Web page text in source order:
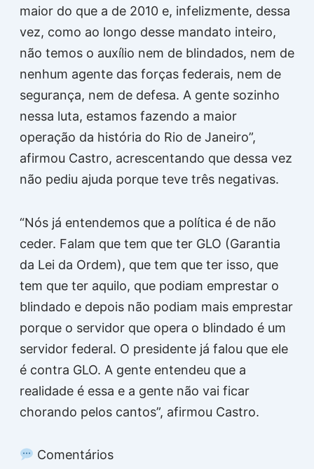
maior do que a de 2010 e, infelizmente, dessa
vez, como ao longo desse mandato inteiro,
não temos o auxílio nem de blindados, nem de
nenhum agente das forças federais, nem de
segurança, nem de defesa. A gente sozinho
nessa luta, estamos fazendo a maior
operação da história do Rio de Janeiro”,
afirmou Castro, acrescentando que dessa vez
não pediu ajuda porque teve três negativas.
“Nós já entendemos que a política é de não
ceder. Falam que tem que ter GLO (Garantia
da Lei da Ordem), que tem que ter isso, que
tem que ter aquilo, que podiam emprestar o
blindado e depois não podiam mais emprestar
porque o servidor que opera o blindado é um
servidor federal. O presidente já falou que ele
é contra GLO. A gente entendeu que a
realidade é essa e a gente não vai ficar
chorando pelos cantos”, afirmou Castro.
Comentários